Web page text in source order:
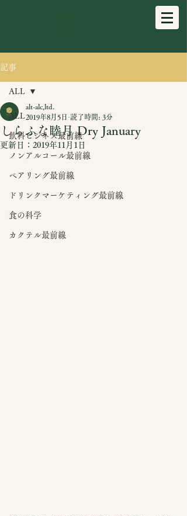
記事
ALL
飲料ビジネス最前線
ノンアルコール最前線
ペアリング最前線
ドリンクマーケティング最前線
食の科学
カクテル最前線
ALL
しらふな睦月 Dry January
alt-alc,ltd.
2019年8月5日 読了時間: 3分
更新日： 2019年11月1日